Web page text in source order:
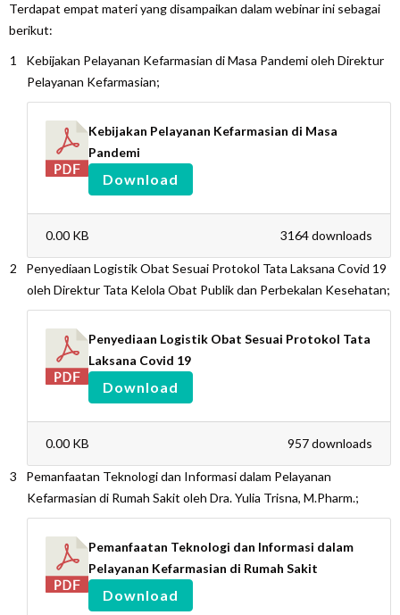
Terdapat empat materi yang disampaikan dalam webinar ini sebagai
berikut:
Kebijakan Pelayanan Kefarmasian di Masa Pandemi oleh Direktur
Pelayanan Kefarmasian;
Kebijakan Pelayanan Kefarmasian di Masa
Pandemi
Download
3164 downloads
0.00 KB
Penyediaan Logistik Obat Sesuai Protokol Tata Laksana Covid 19
oleh Direktur Tata Kelola Obat Publik dan Perbekalan Kesehatan;
Penyediaan Logistik Obat Sesuai Protokol Tata
Laksana Covid 19
Download
957 downloads
0.00 KB
Pemanfaatan Teknologi dan Informasi dalam Pelayanan
Kefarmasian di Rumah Sakit oleh Dra. Yulia Trisna, M.Pharm.;
Pemanfaatan Teknologi dan Informasi dalam
Pelayanan Kefarmasian di Rumah Sakit
Download